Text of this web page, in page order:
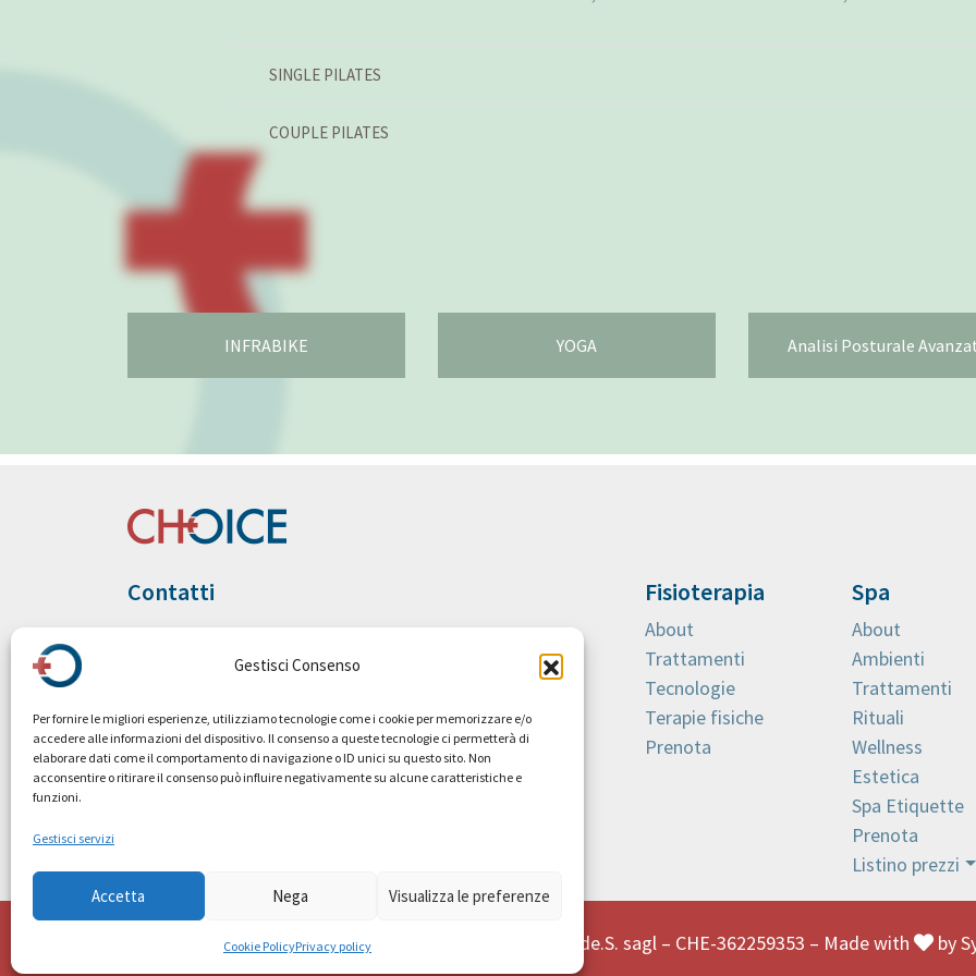
Gestisci Consenso
Per fornire le migliori esperienze, utilizziamo tecnologie come i cookie per memorizzare e/o
accedere alle informazioni del dispositivo. Il consenso a queste tecnologie ci permetterà di
elaborare dati come il comportamento di navigazione o ID unici su questo sito. Non
acconsentire o ritirare il consenso può influire negativamente su alcune caratteristiche e
funzioni.
Gestisci servizi
Accetta Nega Visualizza le preferenze
Cookie PolicyPrivacy policy
SINGLE PILATES
COUPLE PILATES
INFRABIKE YOGA Analisi Posturale
Contatti Fisioterapia
About
Trattamenti
Tecnologie
Terapie fisiche
Prenota
Spa
About
Ambienti
Trattamenti
Rituali
Wellness
Estetica
Spa Etiquette
Prenota
Listino prezzi
© Choice-health.ch – L.U.de.S. sagl – CHE-362259353 – Made with by